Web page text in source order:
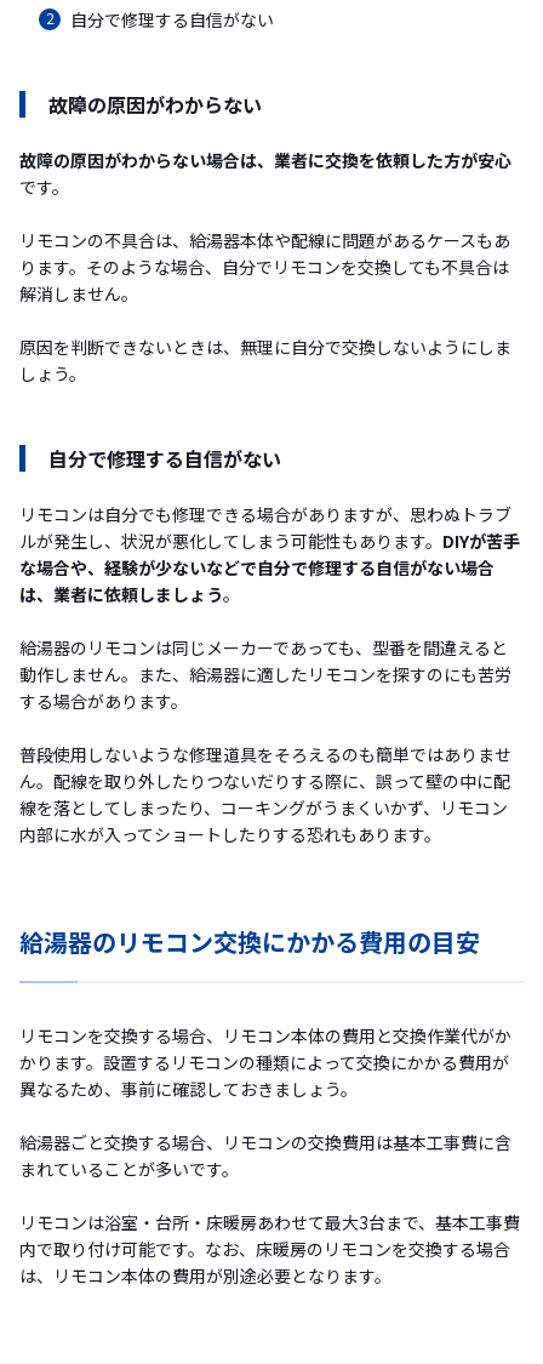
自分で修理する自信がない
故障の原因がわからない
故障の原因がわからない場合は、業者に交換を依頼した方が安心
です。
リモコンの不具合は、給湯器本体や配線に問題があるケースもあ
ります。そのような場合、自分でリモコンを交換しても不具合は
解消しません。
原因を判断できないときは、無理に自分で交換しないようにしま
しょう。
自分で修理する自信がない
リモコンは自分でも修理できる場合がありますが、思わぬトラブ
ルが発生し、状況が悪化してしまう可能性もあります。 DIYが苦手
な場合や、経験が少ないなどで自分で修理する自信がない場合
は、業者に依頼しましょう。
給湯器のリモコンは同じメーカーであっても、型番を間違えると
動作しません。また、給湯器に適したリモコンを探すのにも苦労
する場合があります。
普段使用しないような修理道具をそろえるのも簡単ではありませ
ん。配線を取り外したりつないだりする際に、誤って壁の中に配
線を落としてしまったり、コーキングがうまくいかず、リモコン
内部に水が入ってショートしたりする恐れもあります。
給湯器のリモコン交換にかかる費用の目安
リモコンを交換する場合、リモコン本体の費用と交換作業代がか
かります。設置するリモコンの種類によって交換にかかる費用が
異なるため、事前に確認しておきましょう。
給湯器ごと交換する場合、リモコンの交換費用は基本工事費に含
まれていることが多いです。
リモコンは浴室・台所・床暖房あわせて最大3台まで、基本工事費
内で取り付け可能です。なお、床暖房のリモコンを交換する場合
は、リモコン本体の費用が別途必要となります。